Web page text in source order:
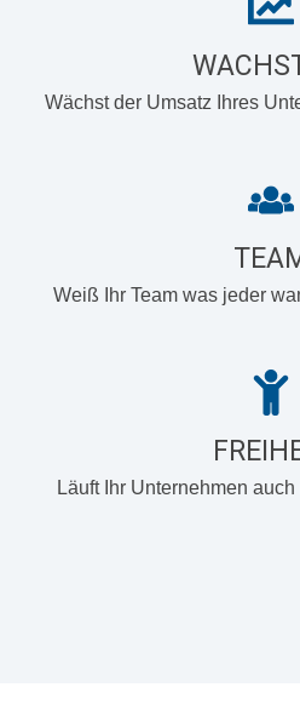
Wächst der Umsatz Ihres
Weiß Ihr Team was jeder
Läuft Ihr Unternehmen